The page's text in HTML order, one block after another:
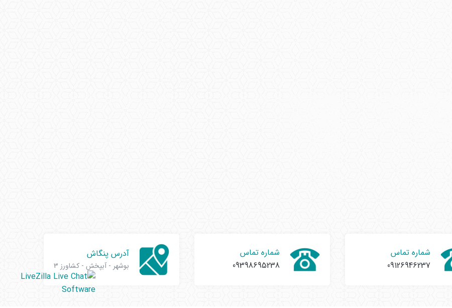
شماره تماس
09126946237
شماره تماس
09398695238
آدرس پنگاش
بوشهر - آبپخش - کشاورز 3